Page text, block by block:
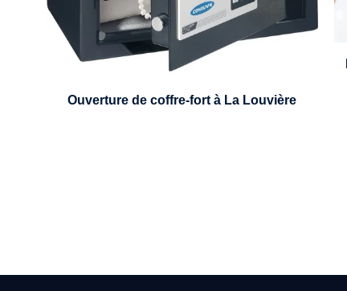
Ouverture de coffre-fort à La Louvière